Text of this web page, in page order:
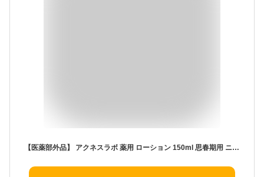
【医薬部外品】 アクネスラボ 薬用 ローション 150ml 思春期用 ニキビケア 無添加 低刺激 化粧水 ニキビ